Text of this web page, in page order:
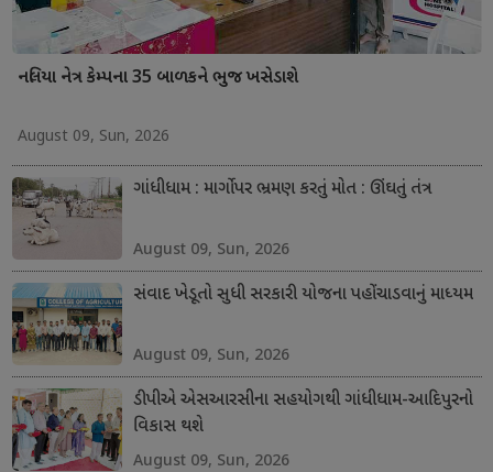
નલિયા નેત્ર કેમ્પના 35 બાળકને ભુજ ખસેડાશે
August 09, Sun, 2026
ગાંધીધામ : માર્ગો પર ભ્રમણ કરતું મોત : ઊંઘતું તંત્ર
August 09, Sun, 2026
સંવાદ ખેડૂતો સુધી સરકારી યોજના પહોંચાડવાનું માધ્યમ
August 09, Sun, 2026
ડીપીએ એસઆરસીના સહયોગથી ગાંધીધામ-આદિપુરનો
વિકાસ થશે
August 09, Sun, 2026